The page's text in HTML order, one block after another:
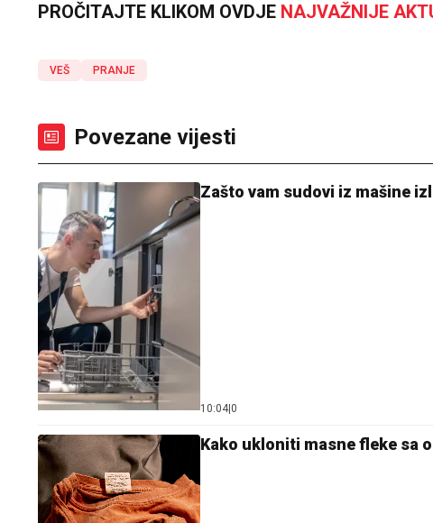
PROČITAJTE KLIKOM OVDJE NAJVAŽNIJE
VEŠ PRANJE
Povezane vijesti
Zašto vam sudovi iz mašine
10:04 0
Kako ukloniti masne fleke sa